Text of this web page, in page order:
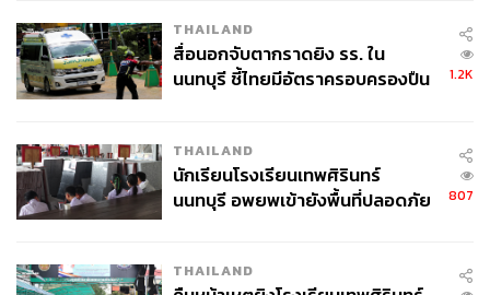
“แต่สิ่งที่น่ากลัวคือเวลาของประเทศไทยมีจำกัด” นครินทร์
เน้นย้ำ ก่อนกล่าวต่อว่า
ตลอด 5 ปีของการจัด ECONOMIC FORUM ปีนี้เป็นปีที่ผู้นำ
ทุกท่านชี้ให้เห็นถึงสัญญาณของ Sense of Urgency มาก
ที่สุดในการคว้าโอกาสจากการเปลี่ยนแปลงของโลก
ต่างๆ นั้นง่ายที่สุดอย่างที่ไม่เคยเป็นมาก่อนจากการที่ต้องการ
THAILAND
สื่อนอกจับตากราดยิง รร. ใน
นนทบุรี ชี้ไทยมีอัตราครอบครองปืน
1.2K
THAILAND
นักเรียนโรงเรียนเทพศิรินทร์
นนทบุรี อพยพเข้ายังพื้นที่ปลอดภัย
807
THAILAND